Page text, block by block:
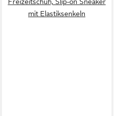
mit Elastiksenkeln